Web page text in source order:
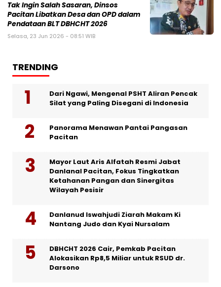
Tak Ingin Salah Sasaran, Dinsos
Pacitan Libatkan Desa dan OPD dalam
Pendataan BLT DBHCHT 2026
Selasa, 23 Jun 2026 - 08:51 WIB
TRENDING
Dari Ngawi, Mengenal PSHT Aliran Pencak
Silat yang Paling Disegani di Indonesia
Panorama Menawan Pantai Pangasan
Pacitan
Mayor Laut Aris Alfatah Resmi Jabat
Danlanal Pacitan, Fokus Tingkatkan
Ketahanan Pangan dan Sinergitas
Wilayah Pesisir
Danlanud Iswahjudi Ziarah Makam Ki
Nantang Judo dan Kyai Nursalam
DBHCHT 2026 Cair, Pemkab Pacitan
Alokasikan Rp8,5 Miliar untuk RSUD dr.
Darsono